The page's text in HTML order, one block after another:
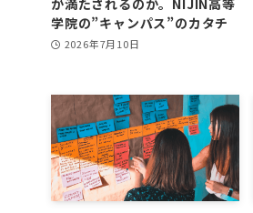
学院の”キャンパス”のカタチ
2026年7月10日